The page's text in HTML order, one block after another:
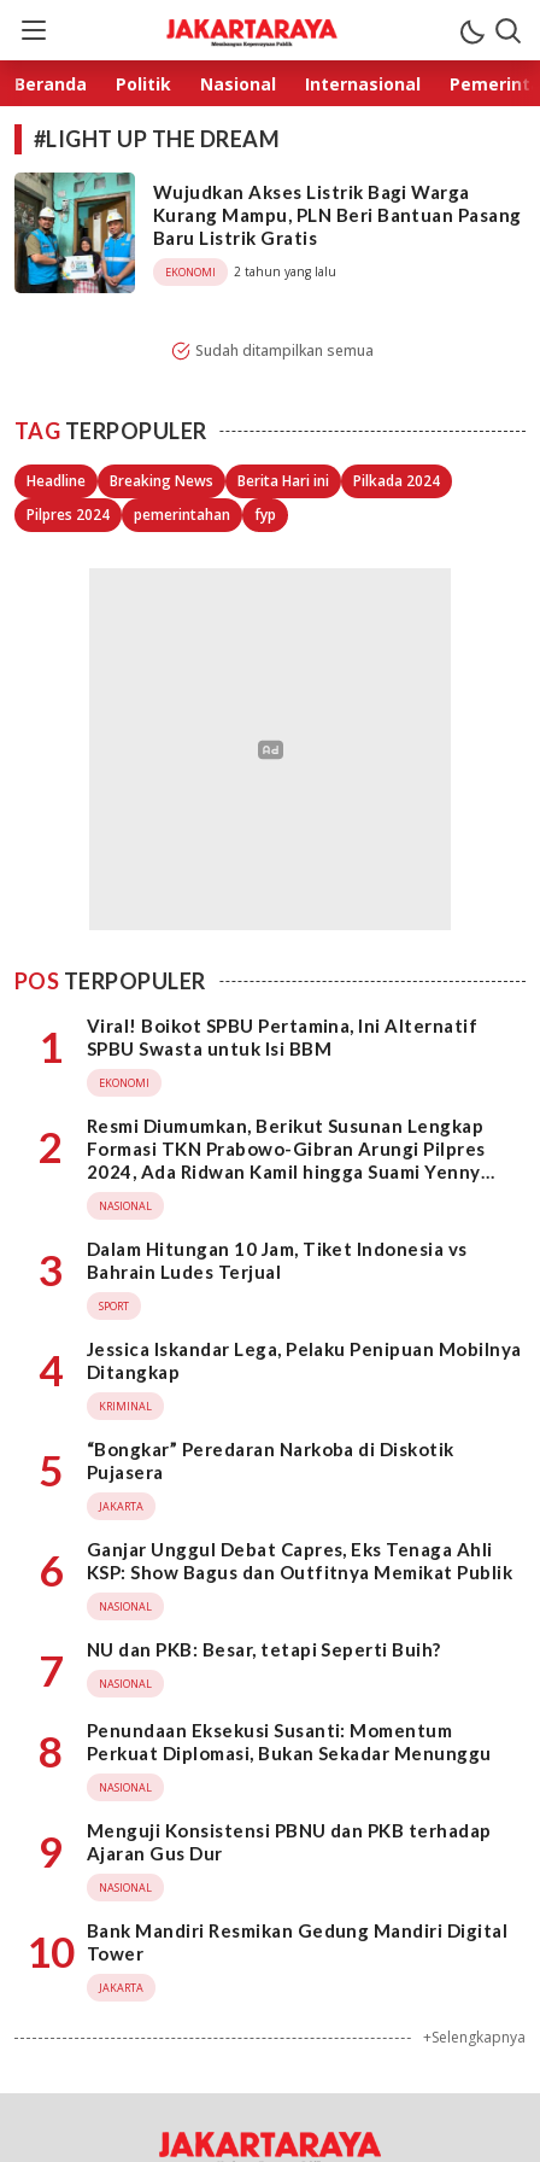
Jakarta Raya
Membangun Kepercayaan Publik
Beranda Politik Nasional Internasional
#LIGHT UP THE DREAM
Wujudkan Akses Listrik Bagi Warga
Kurang Mampu, PLN Beri Bantuan Pasang
Baru Listrik Gratis
EKONOMI 2 tahun yang lalu
Sudah ditampilkan semua
TAG TERPOPULER
Headline Breaking News Berita Hari ini
Pilkada 2024
Pilpres 2024
pemerintahan fyp
POS TERPOPULER
1
Viral! Boikot SPBU Pertamina, Ini Alternatif
SPBU Swasta untuk Isi BBM
EKONOMI
2
Resmi Diumumkan, Berikut Susunan Lengkap
Formasi TKN Prabowo-Gibran Arungi Pilpres
2024, Ada Ridwan Kamil hingga Suami Yenny
Wahid
NASIONAL
3
Dalam Hitungan 10 Jam, Tiket Indonesia vs
Bahrain Ludes Terjual
SPORT
4
Jessica Iskandar Lega, Pelaku Penipuan Mobilnya
Ditangkap
KRIMINAL
5
“Bongkar” Peredaran Narkoba di Diskotik
Pujasera
JAKARTA
6
Ganjar Unggul Debat Capres, Eks Tenaga Ahli
KSP: Show Bagus dan Outfitnya Memikat Publik
NASIONAL
7 NU dan PKB: Besar, tetapi Seperti Buih?
NASIONAL
8
Penundaan Eksekusi Susanti: Momentum
Perkuat Diplomasi, Bukan Sekadar Menunggu
NASIONAL
9
Menguji Konsistensi PBNU dan PKB terhadap
Ajaran Gus Dur
NASIONAL
10
Bank Mandiri Resmikan Gedung Mandiri Digital
Tower
JAKARTA
+Selengkapnya